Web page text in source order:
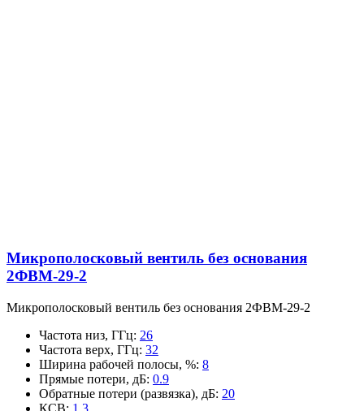
Микрополосковый вентиль без основания
2ФВМ-29-2
Микрополосковый вентиль без основания 2ФВМ-29-2
Частота низ, ГГц: 26
Частота верх, ГГц: 32
Ширина рабочей полосы, %: 8
Прямые потери, дБ: 0.9
Обратные потери (развязка), дБ: 20